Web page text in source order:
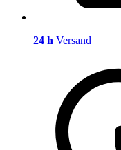
24 h Versand